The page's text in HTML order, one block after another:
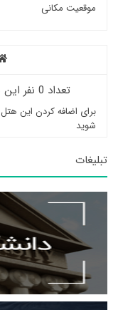
موقعیت مکانی
تعداد 0 نفر این هتل را به لیست خود اضافه کرده‌اند
برای اضافه کردن این
شوید
تبلیغات